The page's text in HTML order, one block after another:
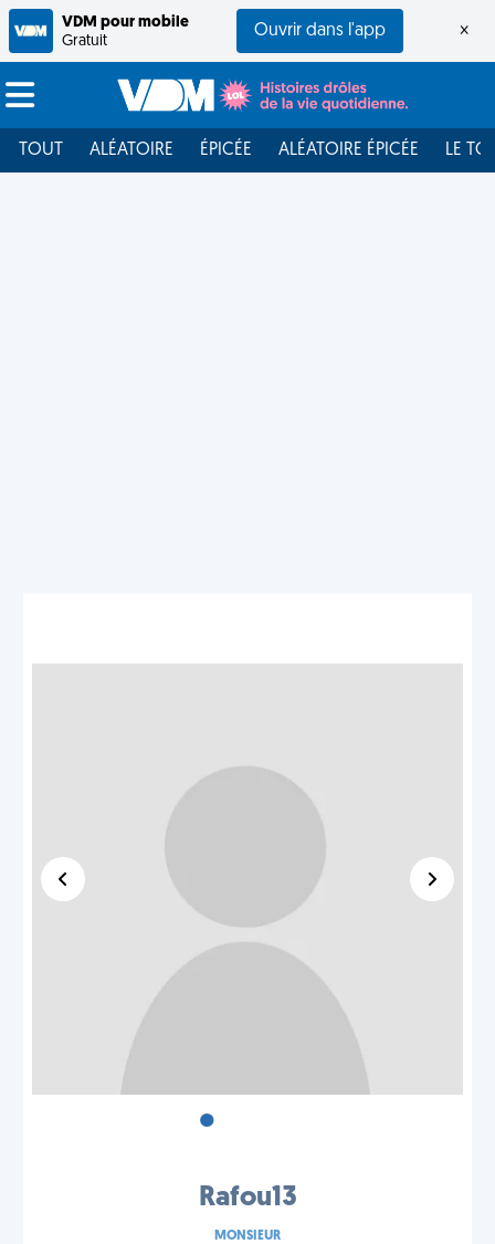
VDM pour mobile
Gratuit
Ouvrir dans l'app ×
TOUT ALÉATOIRE ÉPICÉE ALÉATOIRE ÉPICÉE LE
•
Rafou13
MONSIEUR